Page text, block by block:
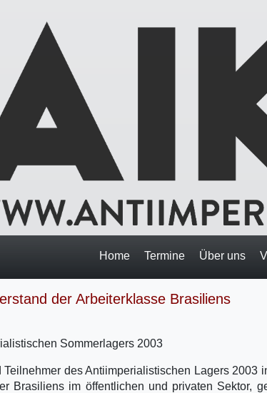
Home Termine Über uns
der Arbeiterklasse Brasiliens
Sommerlagers 2003
Teilnehmer des Antiimperialistischen Lagers 2003
Brasiliens im öffentlichen und privaten Sektor,